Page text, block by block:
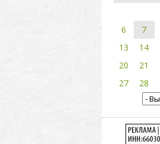
6
7
13
14
20
21
27
28